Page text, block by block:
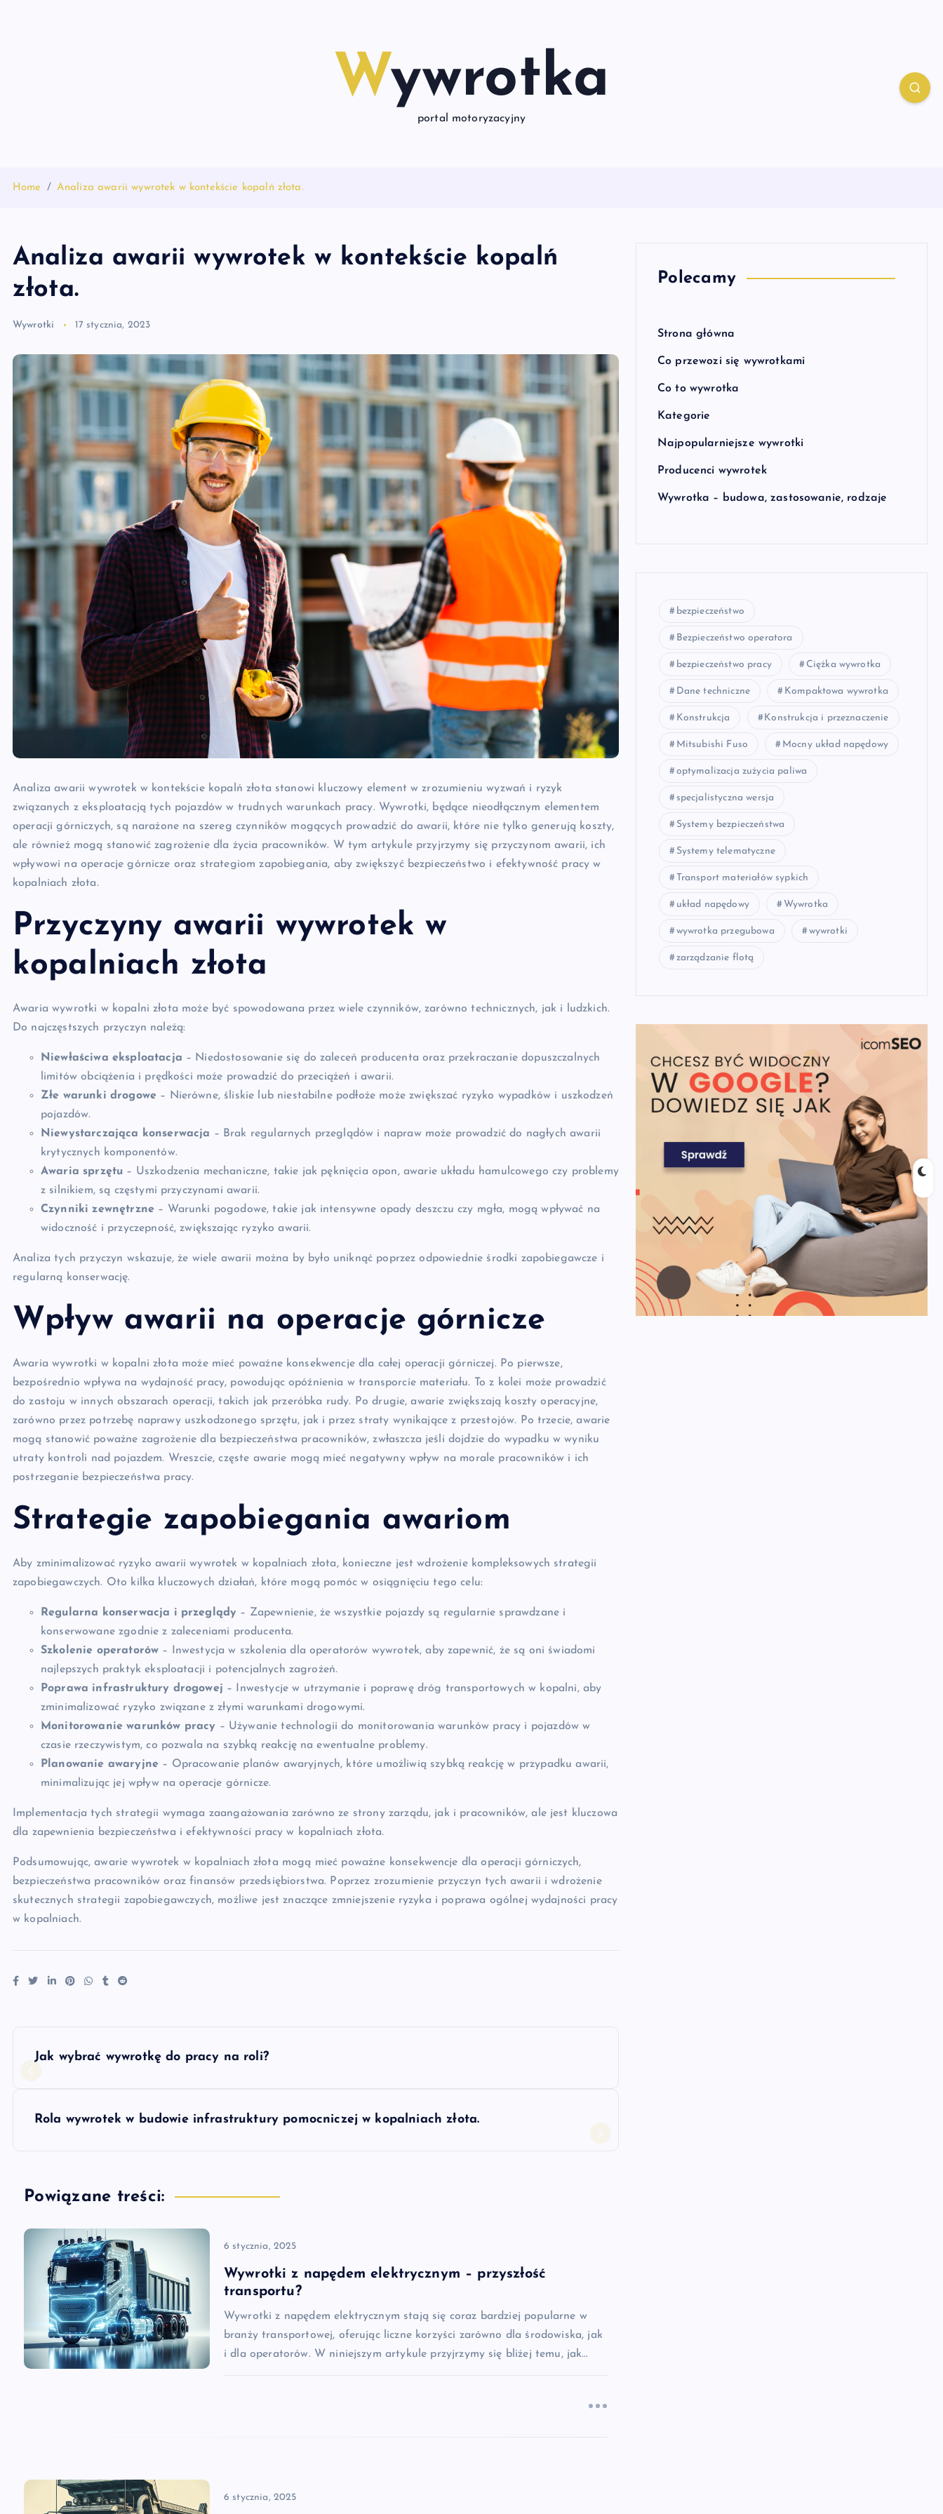
Wywrotka
portal motoryzacyjny
Home Analiza awarii wywrotek w kontekście kopalń złota.
Analiza awarii wywrotek w kontekście kopalń
złota.
Wywrotki 17 stycznia, 2023
Analiza awarii wywrotek w kontekście kopalń złota stanowi kluczowy element w zrozumieniu wyzwań i ryzyk
związanych z eksploatacją tych pojazdów w trudnych warunkach pracy. Wywrotki, będące nieodłącznym elementem
operacji górniczych, są narażone na szereg czynników mogących prowadzić do awarii, które nie tylko generują koszty,
ale również mogą stanowić zagrożenie dla życia pracowników. W tym artykule przyjrzymy się przyczynom awarii, ich
wpływowi na operacje górnicze oraz strategiom zapobiegania, aby zwiększyć bezpieczeństwo i efektywność pracy w
kopalniach złota.
Przyczyny awarii wywrotek w
kopalniach złota
Awaria wywrotki w kopalni złota może być spowodowana przez wiele czynników, zarówno technicznych, jak i ludzkich.
Do najczęstszych przyczyn należą:
Niewłaściwa eksploatacja – Niedostosowanie się do zaleceń producenta oraz przekraczanie dopuszczalnych
limitów obciążenia i prędkości może prowadzić do przeciążeń i awarii.
Złe warunki drogowe – Nierówne, śliskie lub niestabilne podłoże może zwiększać ryzyko wypadków i uszkodzeń
pojazdów.
Niewystarczająca konserwacja – Brak regularnych przeglądów i napraw może prowadzić do nagłych awarii
krytycznych komponentów.
Awaria sprzętu – Uszkodzenia mechaniczne, takie jak pęknięcia opon, awarie układu hamulcowego czy problemy
z silnikiem, są częstymi przyczynami awarii.
Czynniki zewnętrzne – Warunki pogodowe, takie jak intensywne opady deszczu czy mgła, mogą wpływać na
widoczność i przyczepność, zwiększając ryzyko awarii.
Analiza tych przyczyn wskazuje, że wiele awarii można by było uniknąć poprzez odpowiednie środki zapobiegawcze i
regularną konserwację.
Wpływ awarii na operacje górnicze
Awaria wywrotki w kopalni złota może mieć poważne konsekwencje dla całej operacji górniczej. Po pierwsze,
bezpośrednio wpływa na wydajność pracy, powodując opóźnienia w transporcie materiału. To z kolei może prowadzić
do zastoju w innych obszarach operacji, takich jak przeróbka rudy. Po drugie, awarie zwiększają koszty operacyjne,
zarówno przez potrzebę naprawy uszkodzonego sprzętu, jak i przez straty wynikające z przestojów. Po trzecie, awarie
mogą stanowić poważne zagrożenie dla bezpieczeństwa pracowników, zwłaszcza jeśli dojdzie do wypadku w wyniku
utraty kontroli nad pojazdem. Wreszcie, częste awarie mogą mieć negatywny wpływ na morale pracowników i ich
postrzeganie bezpieczeństwa pracy.
Strategie zapobiegania awariom
Aby zminimalizować ryzyko awarii wywrotek w kopalniach złota, konieczne jest wdrożenie kompleksowych strategii
zapobiegawczych. Oto kilka kluczowych działań, które mogą pomóc w osiągnięciu tego celu:
Regularna konserwacja i przeglądy – Zapewnienie, że wszystkie pojazdy są regularnie sprawdzane i
konserwowane zgodnie z zaleceniami producenta.
Szkolenie operatorów – Inwestycja w szkolenia dla operatorów wywrotek, aby zapewnić, że są oni świadomi
najlepszych praktyk eksploatacji i potencjalnych zagrożeń.
Poprawa infrastruktury drogowej – Inwestycje w utrzymanie i poprawę dróg transportowych w kopalni, aby
zminimalizować ryzyko związane z złymi warunkami drogowymi.
Monitorowanie warunków pracy – Używanie technologii do monitorowania warunków pracy i pojazdów w
czasie rzeczywistym, co pozwala na szybką reakcję na ewentualne problemy.
Planowanie awaryjne – Opracowanie planów awaryjnych, które umożliwią szybką reakcję w przypadku awarii,
minimalizując jej wpływ na operacje górnicze.
Implementacja tych strategii wymaga zaangażowania zarówno ze strony zarządu, jak i pracowników, ale jest kluczowa
dla zapewnienia bezpieczeństwa i efektywności pracy w kopalniach złota.
Podsumowując, awarie wywrotek w kopalniach złota mogą mieć poważne konsekwencje dla operacji górniczych,
bezpieczeństwa pracowników oraz finansów przedsiębiorstwa. Poprzez zrozumienie przyczyn tych awarii i wdrożenie
skutecznych strategii zapobiegawczych, możliwe jest znaczące zmniejszenie ryzyka i poprawa ogólnej wydajności pracy
w kopalniach.
N
g
a
a
Jak wybrać wywrotkę do pracy na roli?
Rola wywrotek w budowie infrastruktury pomocniczej w kopalniach złota.
Powiązane treści:
6 stycznia, 2025
Wywrotki z napędem elektrycznym – przyszłość
transportu?
Wywrotki z napędem elektrycznym stają się coraz bardziej popularne w
branży transportowej, oferując liczne korzyści zarówno dla środowiska, jak
i dla operatorów. W niniejszym artykule przyjrzymy się bliżej temu, jak…
6 stycznia, 2025
Polecamy
Strona główna
Co przewozi się wywrotkami
Co to wywrotka
Kategorie
Najpopularniejsze wywrotki
Producenci wywrotek
Wywrotka – budowa, zastosowanie, rodzaje
bezpieczeństwo
Bezpieczeństwo operatora
bezpieczeństwo pracy Ciężka wywrotka
Dane techniczne Kompaktowa wywrotka
Konstrukcja Konstrukcja i przeznaczenie
Mitsubishi Fuso Mocny układ napędowy
optymalizacja zużycia paliwa
specjalistyczna wersja
Systemy bezpieczeństwa
Systemy telematyczne
Transport materiałów sypkich
układ napędowy Wywrotka
wywrotka przegubowa wywrotki
zarządzanie flotą